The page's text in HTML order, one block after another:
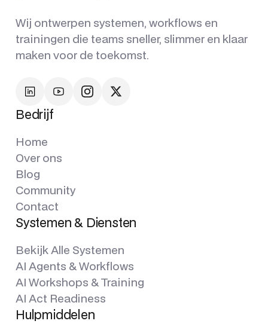
Wij ontwerpen systemen, workflows en
trainingen die teams sneller, slimmer en klaar
maken voor de toekomst.
Bedrijf
Home
Over ons
Blog
Community
Contact
Systemen & Diensten
Bekijk Alle Systemen
AI Agents & Workflows
AI Workshops & Training
AI Act Readiness
Hulpmiddelen